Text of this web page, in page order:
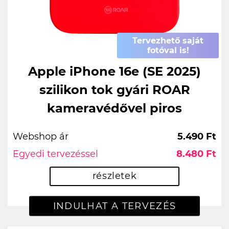
Tervezhető saját
fotóval is!
Apple iPhone 16e (SE 2025)
szilikon tok gyári ROAR
kameravédővel piros
Webshop ár
5.490 Ft
Egyedi tervezéssel
8.480 Ft
részletek
INDULHAT A TERVEZÉS